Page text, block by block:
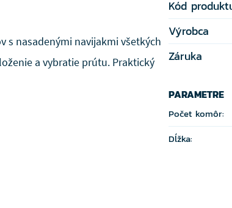
s nasadenými navijakmi všetkých
a vybratie prútu. Praktický
Kód
Výrobca
Záruka
PARAMETRE
Počet komôr:
Dĺžka: